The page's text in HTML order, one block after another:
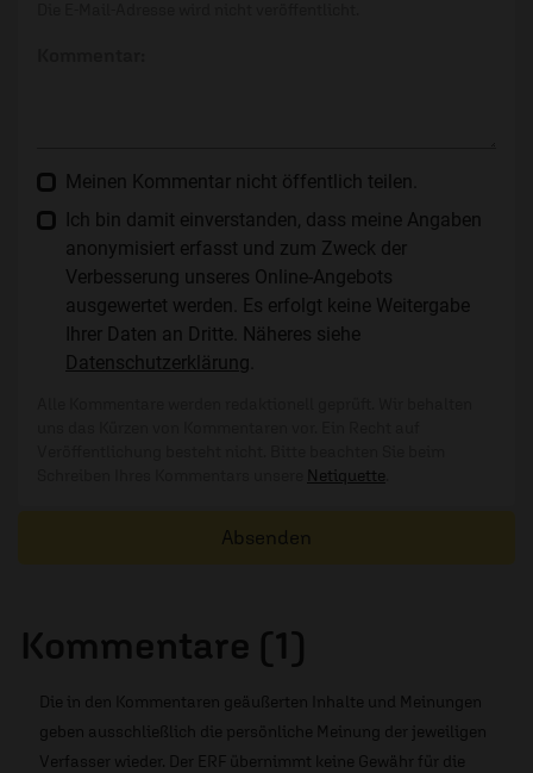
Meinen Kommentar nicht öffentlich teilen.
Ich bin damit einverstanden, dass meine Angaben
anonymisiert erfasst und zum Zweck der
Verbesserung unseres Online-Angebots
ausgewertet werden. Es erfolgt keine Weitergabe
Ihrer Daten an Dritte. Näheres siehe
Datenschutzerklärung
Netiquette
Absenden
Kommentare (1)
Die in den Kommentaren geäußerten Inhalte und Meinungen
geben ausschließlich die persönliche Meinung der jeweiligen
Verfasser wieder. Der ERF übernimmt keine Gewähr für die